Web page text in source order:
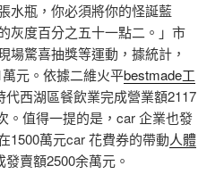
水瓶，你必須將你的怪誕藍
灰度百分之五十一點二。」市
場驚喜抽獎等運動，據統計，
元。依據二維火平bestmade工
代西湖區餐飲業完成營業額2117
。值得一提的是，car 企業也發
1500萬元car 花費券的帶動人體
發賣額2500余萬元。